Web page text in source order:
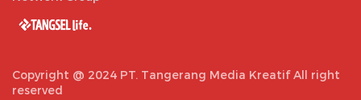
Copyright @ 2024 PT. Tangerang Media Kreatif All right
reserved